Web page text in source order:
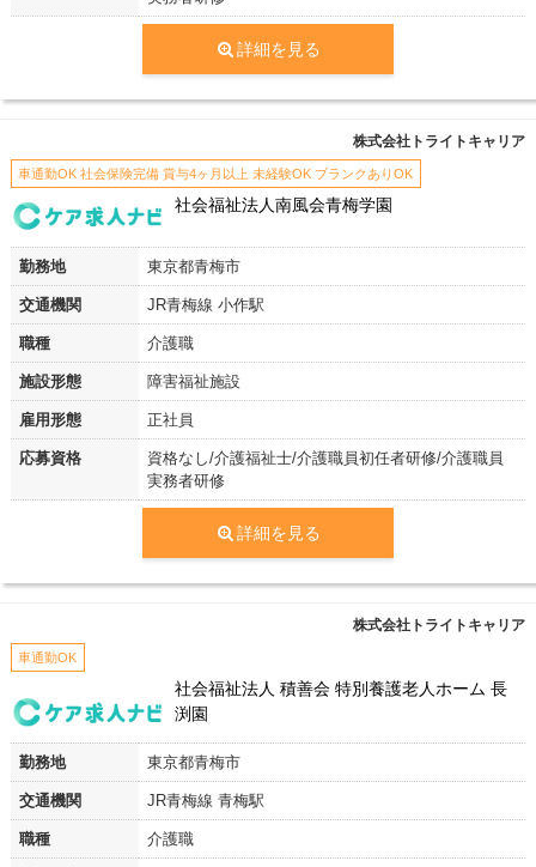
詳細を見る
株式会社トライトキャリア
車通勤OK 社会保険完備 賞与4ヶ月以上 未経験OK ブランクありOK
社会福祉法人南風会青梅学園
勤務地 東京都青梅市
交通機関 JR青梅線 小作駅
職種 介護職
施設形態 障害福祉施設
雇用形態 正社員
応募資格
資格なし/介護福祉士/介護職員初任者研修/介護職員
実務者研修
詳細を見る
株式会社トライトキャリア
車通勤OK
社会福祉法人 積善会 特別養護老人ホーム 長
渕園
勤務地 東京都青梅市
交通機関 JR青梅線 青梅駅
職種 介護職